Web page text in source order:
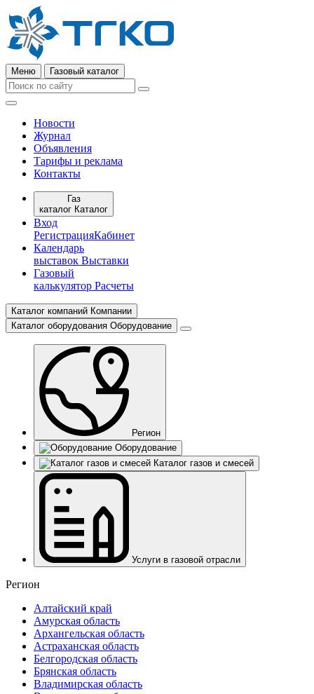
Меню Газовый каталог
Новости
Журнал
Объявления
Тарифы и реклама
Контакты
Газ
каталог Каталог
Вход
РегистрацияКабинет
Календарь
выставок Выставки
Газовый
калькулятор Расчеты
Каталог компаний Компании
Каталог оборудования Оборудование
Регион
Оборудование
Каталог газов и смесей
Услуги в газовой отрасли
Регион
Алтайский край
Амурская область
Архангельская область
Астраханская область
Белгородская область
Брянская область
Владимирская область